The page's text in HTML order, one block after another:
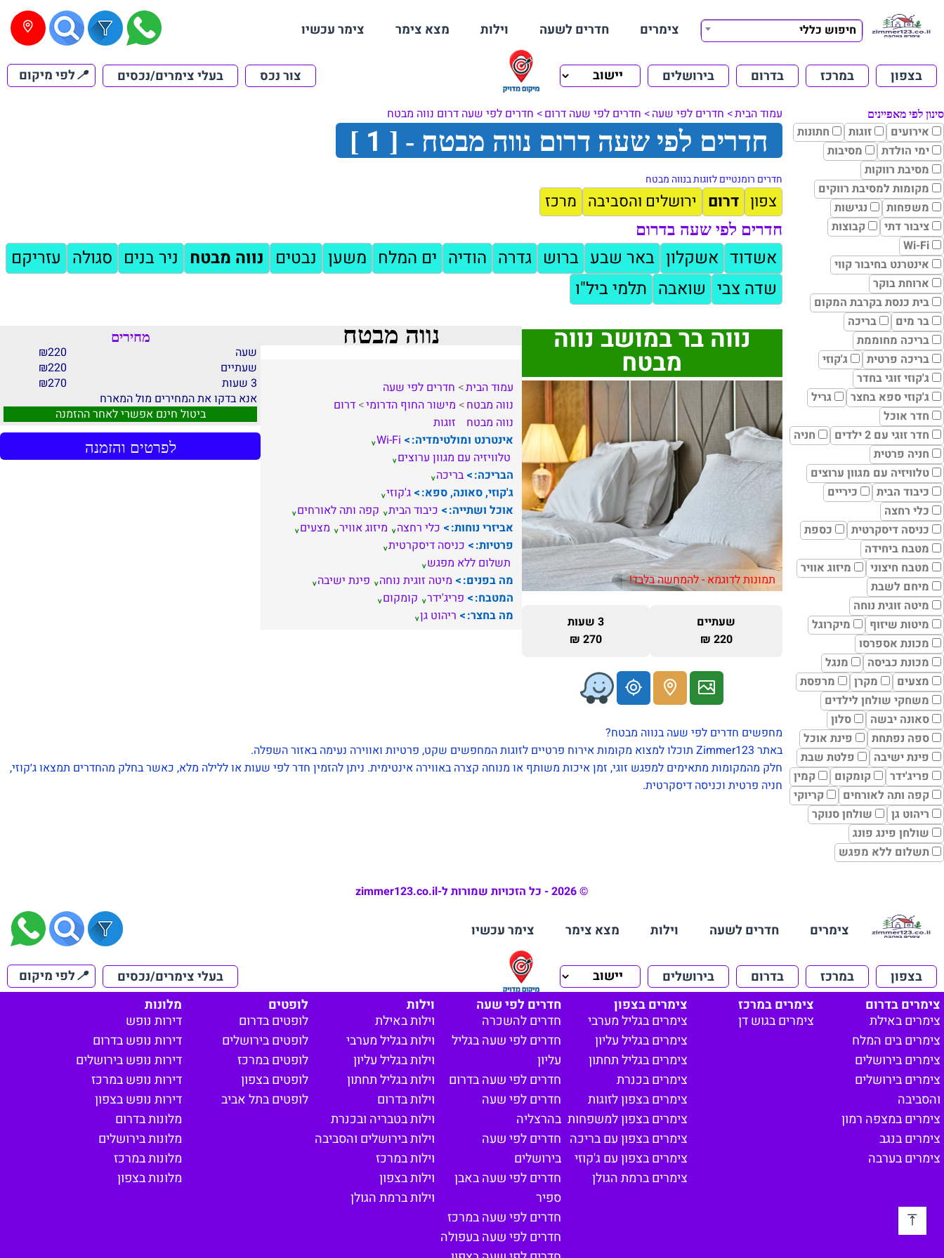
חיפוש כללי צימרים חדרים לשעה וילות מצא צימר צימר עכשיו
בצפון במרכז בדרום בירושלים צור נכס בעלי צימרים/נכסים 📍לפי מיקום
סינון לפי מאפיינים
אירועים זוגות
חתונות
ימי הולדת
מסיבות
מסיבת רווקות
מקומות למסיבת רווקים
משפחות
נגישות
ציבור דתי
קבוצות
Wi-Fi
אינטרנט בחיבור קווי
ארוחת בוקר
בית כנסת בקרבת המקום
בר מים
בריכה
בריכה מחוממת
בריכה פרטית
ג'קוזי
ג'קוזי זוגי בחדר
ג'קוזי ספא בחצר
גריל
חדר אוכל
חדר זוגי עם 2 ילדים
חניה
חניה פרטית
טלוויזיה עם מגוון ערוצים
כיבוד הבית
כיריים
כלי רחצה
כניסה דיסקרטית
כספת
מטבח ביחידה
מטבח חיצוני
מיזוג אוויר
מיחם לשבת
מיטה זוגית נוחה
מיטות שיזוף
מיקרוגל
מכונת אספרסו
מכונת כביסה
מנגל
מצעים
מקרן
מרפסת
משחקי שולחן לילדים
סאונה יבשה
סלון
ספה נפתחת
פינת אוכל
פינת ישיבה
פלטת שבת
פריג'ידר
קומקום
קמין
קפה ותה לאורחים
קריוקי
ריהוט גן
שולחן סנוקר
שולחן פינג פונג
תשלום ללא מפגש
עמוד הבית חדרים לפי שעה חדרים לפי שעה דרום חדרים לפי שעה דרום נווה מבטח
חדרים לפי שעה דרום נווה מבטח - [ 1
]
חדרים רומנטיים לזוגות בנווה מבטח
צפון דרום ירושלים והסביבה מרכז
חדרים לפי שעה בדרום
אשדוד אשקלון באר שבע ברוש גדרה הודיה ים המלח משען נבטים נווה מבטח ניר בנים סגולה עזריקם
שדה צבי שואבה תלמי ביל"ו
נווה בר במושב נווה
מבטח
תמונות לדוגמא - להמחשה בלבד!
שעתיים
220 ₪
3 שעות
270 ₪
נווה מבטח
עמוד הבית
חדרים לפי שעה
נווה מבטח
מישור החוף הדרומי
דרום
נווה מבטח
זוגות
אינטרנט ומולטימדיה:
Wi-Fi
טלוויזיה עם מגוון ערוצים
הבריכה:
בריכה
ג'קוזי, סאונה, ספא:
ג'קוזי
אוכל ושתייה:
כיבוד הבית קפה ותה לאורחים
אביזרי נוחות:
כלי רחצה מיזוג אוויר מצעים
פרטיות:
כניסה דיסקרטית
תשלום ללא מפגש
מה בפנים:
מיטה זוגית נוחה
פינת ישיבה
המטבח:
פריג'ידר קומקום
מה בחצר:
ריהוט גן
מחירים
שעה 220
₪
שעתיים
220
₪
3 שעות
270
₪
אנא בדקו את המחירים מול המארח
ביטול חינם אפשרי לאחר ההזמנה
לפרטים והזמנה
מחפשים חדרים לפי שעה בנווה מבטח?
באתר Zimmer123 תוכלו למצוא מקומות אירוח פרטיים לזוגות המחפשים שקט, פרטיות ואווירה נעימה באזור השפלה.
חלק מהמקומות מתאימים למפגש זוגי, זמן איכות משותף או מנוחה קצרה באווירה אינטימית. ניתן להזמין חדר לפי שעות או ללילה מלא, כאשר בחלק מהחדרים תמצאו ג׳קוזי,
חניה פרטית וכניסה דיסקרטית.
© 2026 - כל הזכויות שמורות ל-zimmer123.co.il
צימרים חדרים לשעה וילות מצא צימר צימר עכשיו
בצפון במרכז בדרום בירושלים בעלי צימרים/נכסים 📍לפי מיקום
צימרים בדרום
צימרים באילת
צימרים בים המלח
צימרים בירושלים
צימרים בירושלים
והסביבה
צימרים במצפה רמון
צימרים בנגב
צימרים בערבה
צימרים במרכז
צימרים בגוש דן
צימרים בצפון
צימרים בגליל מערבי
צימרים בגליל עליון
צימרים בגליל תחתון
צימרים בכנרת
צימרים בצפון לזוגות
צימרים בצפון למשפחות
צימרים בצפון עם בריכה
צימרים בצפון עם ג'קוזי
צימרים ברמת הגולן
חדרים לפי שעה
חדרים להשכרה
חדרים לפי שעה בגליל
עליון
חדרים לפי שעה בדרום
חדרים לפי שעה
בהרצליה
חדרים לפי שעה
בירושלים
חדרים לפי שעה באבן
ספיר
חדרים לפי שעה במרכז
חדרים לפי שעה בעפולה
וילות
וילות באילת
וילות בגליל מערבי
וילות בגליל עליון
וילות בגליל תחתון
וילות בדרום
וילות בטבריה ובכנרת
וילות בירושלים והסביבה
וילות במרכז
וילות בצפון
וילות ברמת הגולן
לופטים
לופטים בדרום
לופטים בירושלים
לופטים במרכז
לופטים בצפון
לופטים בתל אביב
מלונות
דירות נופש
דירות נופש בדרום
דירות נופש בירושלים
דירות נופש במרכז
דירות נופש בצפון
מלונות בדרום
מלונות בירושלים
מלונות במרכז
מלונות בצפון